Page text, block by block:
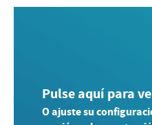
Pulse aquí para
O ajuste su